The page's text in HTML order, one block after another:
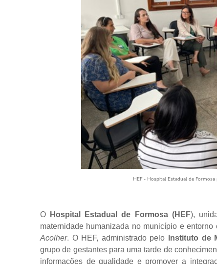
HEF - Hospital Estadual de
O Hospital Estadual de Formosa (HEF),
maternidade humanizada no município e
Acolher. O HEF, administrado pelo Instituto de
grupo de gestantes para uma tarde de
informações de qualidade e promover a